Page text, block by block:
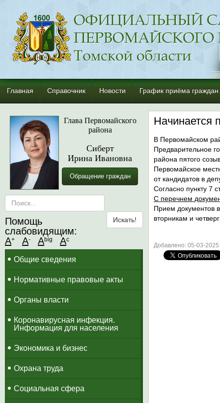
Главная Справочник Новости График приёма граждан
Глава Первомайского
района
Сиберт
Ирина Ивановна
Обращение граждан
Помощь
слабовидящим:
A+ A- Abig Ac
Общие сведения
Нормативные правовые акты
Органы власти
Коронавирусная инфекция.
Информация для населения
Экономика и бизнес
Охрана труда
Социальная сфера
Начинается
В Первомайском
Предварительное
района пятого
Первомайское
от кандидатов в
Согласно пункту 7
С перечнем
Прием документов
вторникам и
Добавлено: 05-03-2025